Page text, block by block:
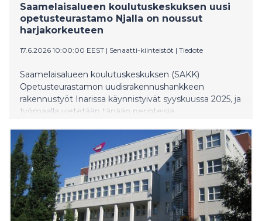
Saamelaisalueen koulutuskeskuksen uusi
opetusteurastamo Njalla on noussut
harjakorkeuteen
17.6.2026 10:00:00 EEST | Senaatti-kiinteistöt | Tiedote
Saamelaisalueen koulutuskeskuksen (SAKK)
Opetusteurastamon uudisrakennushankkeen
rakennustyöt Inarissa käynnistyivät syyskuussa 2025, ja
työmaalla vietetään tänään perinteisiä
mukaan alkuvuodesta 2027. Hankkeen rakennuttajana
toimii valtion toimitiloista vastaava Senaatti-kiinteistöt
ja rakennus- ja pääurakoitsijana RovaLappi Rakennus
Oy. Hankkeen pää- ja arkkitehtisuunnittelusta vastaa
UKI Arkkitehdit.